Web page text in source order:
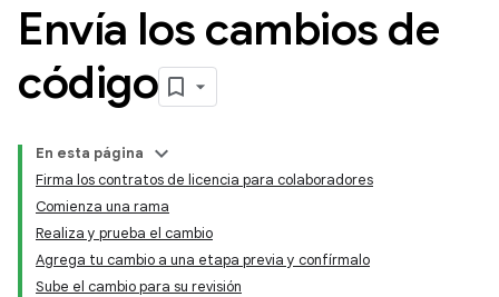
Envía los cambios de
código
En esta página
Firma los contratos de licencia para colaboradores
Comienza una rama
Realiza y prueba el cambio
Agrega tu cambio a una etapa previa y confírmalo
Sube el cambio para su revisión